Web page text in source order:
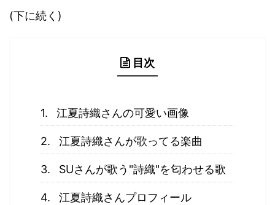
(下に続く)
目次
江夏詩織さんの可愛い画像
江夏詩織さんが歌ってる楽曲
SUさんが歌う"詩織"を匂わせる歌
江夏詩織さんプロフィール